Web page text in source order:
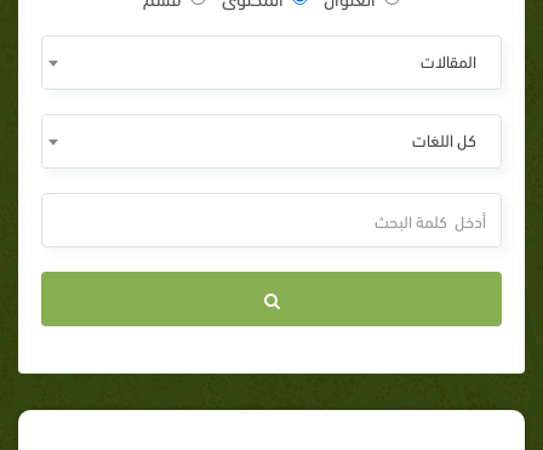
المقالات
كل اللغات